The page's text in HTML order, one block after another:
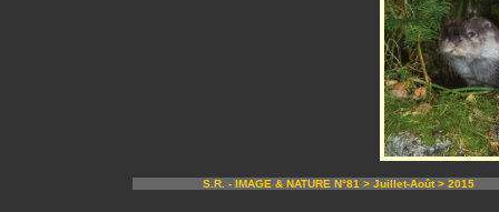
S.R. - IMAGE & NATURE N°81 > Juillet-Août > 2015